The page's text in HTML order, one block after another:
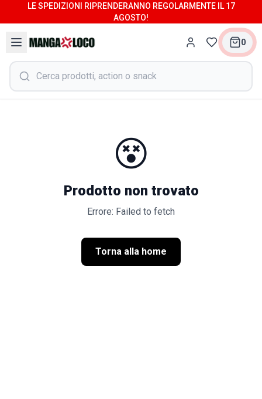
LE SPEDIZIONI RIPRENDERANNO REGOLARMENTE IL 17
AGOSTO!
0
😵
Prodotto non trovato
Errore: Failed to fetch
Torna alla home